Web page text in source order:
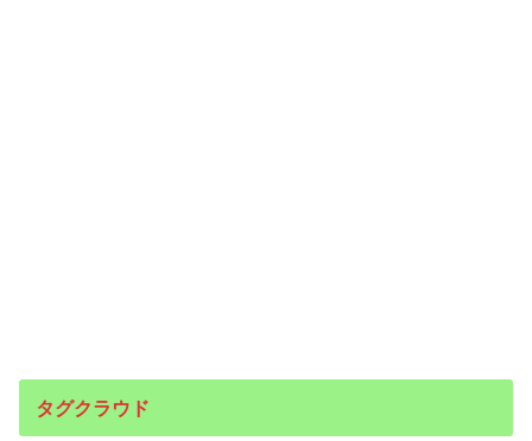
タグクラウド